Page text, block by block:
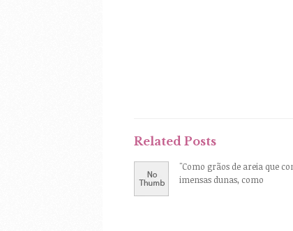
Related Posts
"Como grãos de areia que
imensas dunas, como